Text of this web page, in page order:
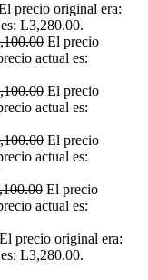
precio original era:
L3,280.00.
El precio
actual es:
El precio
actual es:
El precio
actual es:
El precio
actual es:
El precio original era:
L3,280.00.